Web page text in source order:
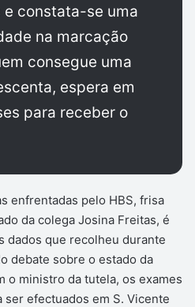
constata-se uma
na marcação
consegue uma
espera em
para receber o
enfrentadas pelo HBS, frisa
da colega Josina Freitas, é
dados que recolheu durante
debate sobre o estado da
o ministro da tutela, os exames
efectuados em S. Vicente